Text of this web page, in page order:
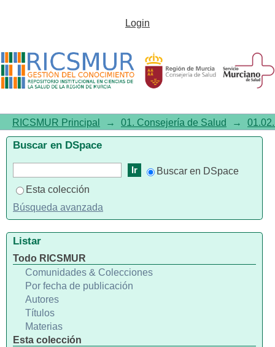
Vacunas antigripales y frente a
Login
RICSMUR Principal → 01. Consejería de Salud →
Buscar en DSpace
Buscar en DSpace
Esta colección
Búsqueda avanzada
Listar
Todo RICSMUR
Comunidades & Colecciones
Por fecha de publicación
Autores
Títulos
Materias
Esta colección